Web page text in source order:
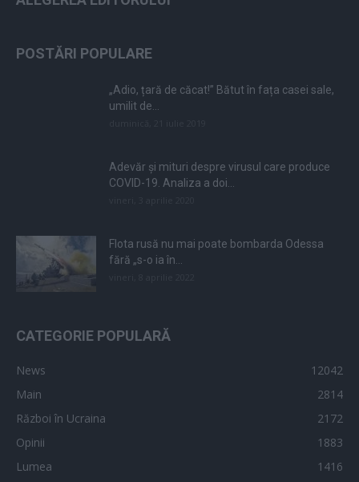
POSTĂRI POPULARE
„Adio, țară de căcat!” Bătut în fața casei sale,
umilit de...
Adevăr și mituri despre virusul care produce
COVID-19. Analiza a doi...
Flota rusă nu mai poate bombarda Odessa
fără „s-o ia în...
CATEGORIE POPULARĂ
News
12042
Main
2814
Război în Ucraina
2172
Opinii
1883
Lumea
1416